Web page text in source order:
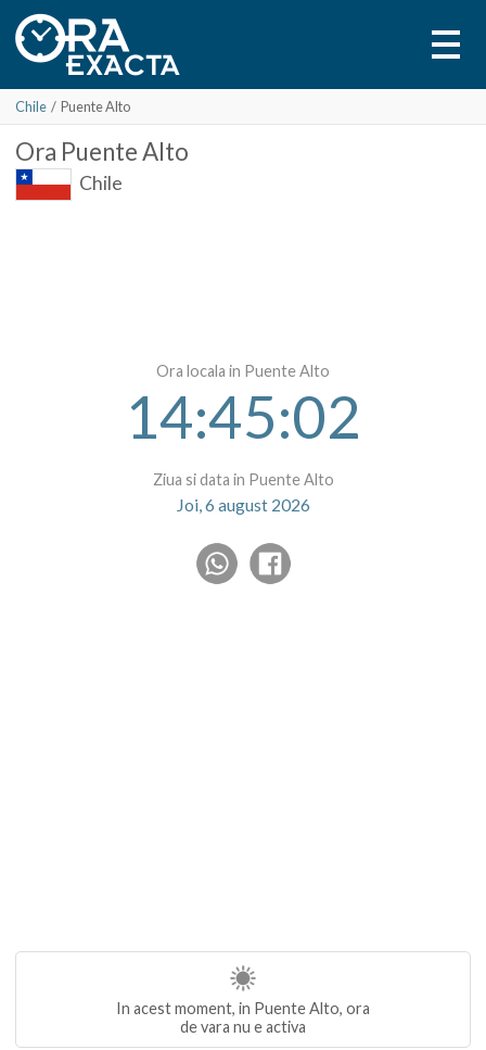
Chile / Puente Alto
Ora Puente Alto
Chile
Ora locala in Puente Alto
14:45:02
Ziua si data in Puente Alto
Joi, 6 august 2026
In acest moment, in Puente Alto, ora
de vara nu e activa